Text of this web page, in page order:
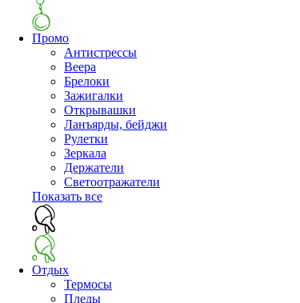
Промо
Антистрессы
Веера
Брелоки
Зажигалки
Открывашки
Ланъярды, бейджи
Рулетки
Зеркала
Держатели
Светоотражатели
Показать все
Отдых
Термосы
Пледы